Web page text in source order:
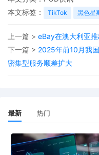
本文标签：
TikTok 黑色星
上一篇 > eBay在澳大利亚
下一篇 > 2025年前10月我
密集型服务顺差扩大
最新 热门